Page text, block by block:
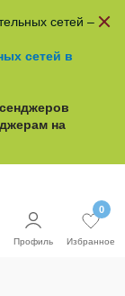
сетей –
сетей в
на
Профиль
0
Избранное